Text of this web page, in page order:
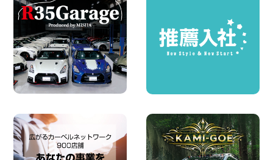
ハイエースワゴンGL!!クルーズコントロ
ールが付いている〜!! 福島県 福島笹木野
店
100円レンタカー 福島笹木野
2026年08月05日